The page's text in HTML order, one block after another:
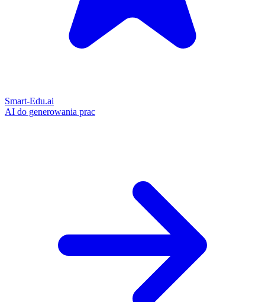
Smart-Edu.ai
AI do generowania prac